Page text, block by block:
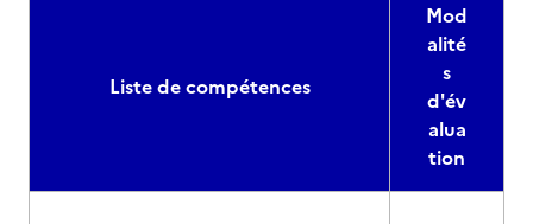
Liste de compétences
Mod
alité
s
d'év
alua
tion